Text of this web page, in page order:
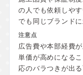
の人でも依頼しや
でも同じブランド
広告費や本部経費
単価が高めになる
応のバラつきが出